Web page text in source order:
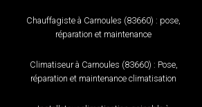
Chauffagiste à Carnoules (83660) : pose,
réparation et maintenance
Climatiseur à Carnoules (83660) : Pose,
réparation et maintenance climatisation